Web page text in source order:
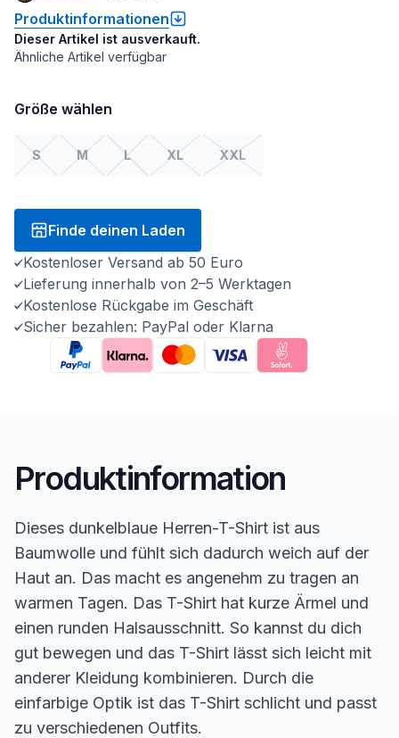
Produktinformationen
Dieser Artikel ist ausverkauft.
Ähnliche Artikel verfügbar
Größe wählen
S M L XL XXL
Finde deinen Laden
Kostenloser Versand ab 50 Euro
Lieferung innerhalb von 2–5 Werktagen
Kostenlose Rückgabe im Geschäft
Sicher bezahlen: PayPal oder Klarna
Produktinformation
Dieses dunkelblaue Herren-T-Shirt ist aus
Baumwolle und fühlt sich dadurch weich auf der
Haut an. Das macht es angenehm zu tragen an
warmen Tagen. Das T-Shirt hat kurze Ärmel und
einen runden Halsausschnitt. So kannst du dich
gut bewegen und das T-Shirt lässt sich leicht mit
anderer Kleidung kombinieren. Durch die
einfarbige Optik ist das T-Shirt schlicht und passt
zu verschiedenen Outfits.